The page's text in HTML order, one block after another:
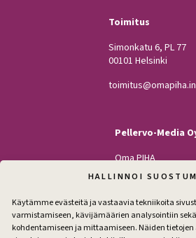
HALLINNOI
Käytämme evästeitä ja vastaavia tekniikoita
varmistamiseen, kävijämäärien analysointiin
kohdentamiseen ja mittaamiseen. Näiden
Toimitus
Simonkatu 6, PL 77
00101 Helsinki
Pellervo-Media
Oma PIHA
Kodin Pellervo
Maatilan Pellervo